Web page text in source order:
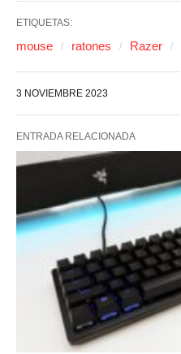
ETIQUETAS:
mouse ratones Razer
3 NOVIEMBRE 2023
ENTRADA RELACIONADA